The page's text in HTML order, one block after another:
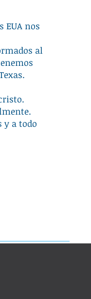
nos
al
y a todo